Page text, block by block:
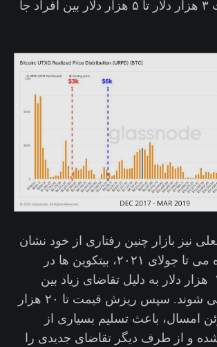
دوباره بین قیمت ۳ هزار دلار تا ۵ هزار دلار بین افراد جا
نیز بازار چنین رفتاری از خود نشان
می دهد. بین ماه می تا جولای ۲۰۲۱، بیتکوین ها در
سطح قیمتی ۳۰ هزار دلار به دلیل تقاضای زیاد بین
افراد جا به جا می شوند. سپس ریزش قیمت تا ۲۰ هزار
امسال، باعث تسلیم بسیاری از
و از طرف دیگر تقاضای جدیدی را